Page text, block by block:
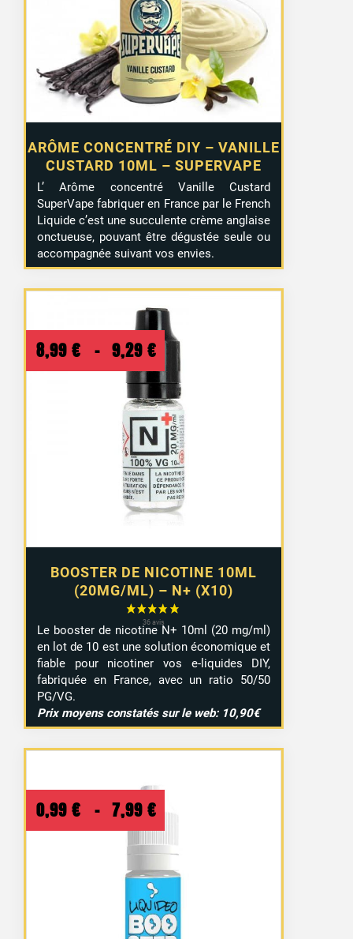
ARÔME CONCENTRÉ DIY – VANILLE
CUSTARD 10ML – SUPERVAPE
était :
5,50 €.
est :
2,99 €.
L’ Arôme concentré Vanille Custard
SuperVape fabriquer en France par le French
Liquide c’est une succulente crème anglaise
onctueuse, pouvant être dégustée seule ou
accompagnée suivant vos envies.
BOOSTER DE NICOTINE 10ML
(20MG/ML) – N+ (X10)
8,99 € – 9,29 € Plage
de
prix :
8,99 €
à
9,29 €
Le booster de nicotine N+ 10ml (20 mg/ml)
en lot de 10 est une solution économique et
fiable pour nicotiner vos e-liquides DIY,
fabriquée en France, avec un ratio 50/50
PG/VG.
Prix moyens constatés sur le web: 10,90€
0,99 € – 7,99 € Plage
de
prix :
0,99 €
à